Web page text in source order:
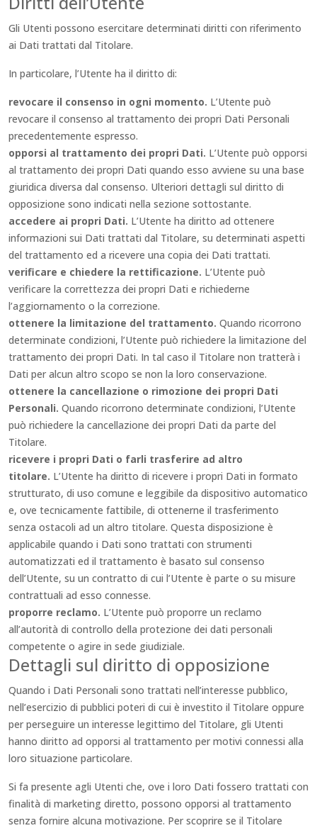
Gli Utenti possono esercitare determinati diritti con riferimento
ai Dati trattati dal Titolare.
In particolare, l’Utente ha il diritto di:
revocare il consenso in ogni momento. L’Utente può
revocare il consenso al trattamento dei propri Dati Personali
precedentemente espresso.
opporsi al trattamento dei propri Dati. L’Utente può opporsi
al trattamento dei propri Dati quando esso avviene su una base
giuridica diversa dal consenso. Ulteriori dettagli sul diritto di
opposizione sono indicati nella sezione sottostante.
accedere ai propri Dati. L’Utente ha diritto ad ottenere
informazioni sui Dati trattati dal Titolare, su determinati aspetti
del trattamento ed a ricevere una copia dei Dati trattati.
verificare e chiedere la rettificazione. L’Utente può
verificare la correttezza dei propri Dati e richiederne
l’aggiornamento o la correzione.
ottenere la limitazione del trattamento. Quando ricorrono
determinate condizioni, l’Utente può richiedere la limitazione del
trattamento dei propri Dati. In tal caso il Titolare non tratterà i
Dati per alcun altro scopo se non la loro conservazione.
ottenere la cancellazione o rimozione dei propri Dati
Personali. Quando ricorrono determinate condizioni, l’Utente
può richiedere la cancellazione dei propri Dati da parte del
Titolare.
ricevere i propri Dati o farli trasferire ad altro
titolare. L’Utente ha diritto di ricevere i propri Dati in formato
strutturato, di uso comune e leggibile da dispositivo automatico
e, ove tecnicamente fattibile, di ottenerne il trasferimento
senza ostacoli ad un altro titolare. Questa disposizione è
applicabile quando i Dati sono trattati con strumenti
automatizzati ed il trattamento è basato sul consenso
dell’Utente, su un contratto di cui l’Utente è parte o su misure
contrattuali ad esso connesse.
proporre reclamo. L’Utente può proporre un reclamo
all’autorità di controllo della protezione dei dati personali
competente o agire in sede giudiziale.
Dettagli sul diritto di opposizione
Quando i Dati Personali sono trattati nell’interesse pubblico,
nell’esercizio di pubblici poteri di cui è investito il Titolare oppure
per perseguire un interesse legittimo del Titolare, gli Utenti
hanno diritto ad opporsi al trattamento per motivi connessi alla
loro situazione particolare.
Si fa presente agli Utenti che, ove i loro Dati fossero trattati con
finalità di marketing diretto, possono opporsi al trattamento
senza fornire alcuna motivazione. Per scoprire se il Titolare